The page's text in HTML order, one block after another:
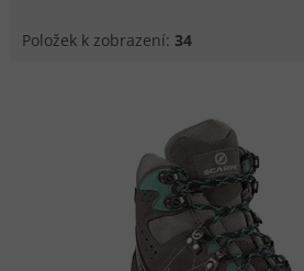
Položek k zobrazení: 34